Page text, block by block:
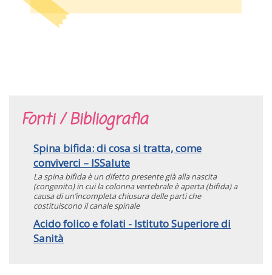
Fonti / Bibliografia
Spina bifida: di cosa si tratta, come
conviverci – ISSalute
La spina bifida è un difetto presente già alla nascita
(congenito) in cui la colonna vertebrale è aperta (bifida) a
causa di un’incompleta chiusura delle parti che
costituiscono il canale spinale
Acido folico e folati - Istituto Superiore di
Sanità